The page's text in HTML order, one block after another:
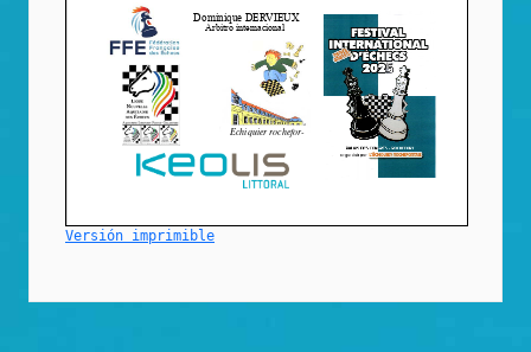
Versión imprimible